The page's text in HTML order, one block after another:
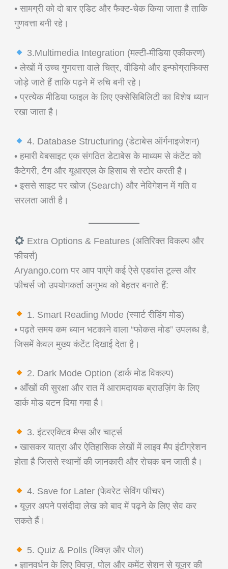
• सामग्री को दो बार एडिट और फैक्ट-चेक किया जाता है ताकि
गुणवत्ता बनी रहे।
3.Multimedia Integration (मल्टी-मीडिया एकीकरण)
• लेखों में उच्च गुणवत्ता वाले चित्र, वीडियो और इन्फोग्राफिक्स
जोड़े जाते हैं ताकि पढ़ने में रुचि बनी रहे।
• प्रत्येक मीडिया फाइल के लिए एक्सेसिबिलिटी का विशेष ध्यान
रखा जाता है।
4. Database Structuring (डेटाबेस ऑर्गनाइजेशन)
• हमारी वेबसाइट एक संगठित डेटाबेस के माध्यम से कंटेंट को
कैटेगरी, टैग और यूआरएल के हिसाब से स्टोर करती है।
• इससे साइट पर खोज (Search) और नेविगेशन में गति व
सरलता आती है।
Extra Options & Features (अतिरिक्त विकल्प और
फीचर्स)
Aryango.com पर आप पाएंगे कई ऐसे एडवांस टूल्स और
फीचर्स जो उपयोगकर्ता अनुभव को बेहतर बनाते हैं:
1. Smart Reading Mode (स्मार्ट रीडिंग मोड)
• पढ़ते समय कम ध्यान भटकाने वाला “फोकस मोड” उपलब्ध है,
जिसमें केवल मुख्य कंटेंट दिखाई देता है।
2. Dark Mode Option (डार्क मोड विकल्प)
• आँखों की सुरक्षा और रात में आरामदायक ब्राउज़िंग के लिए
डार्क मोड बटन दिया गया है।
3. इंटरएक्टिव मैप्स और चार्ट्स
• खासकर यात्रा और ऐतिहासिक लेखों में लाइव मैप इंटीग्रेशन
होता है जिससे स्थानों की जानकारी और रोचक बन जाती है।
4. Save for Later (फेवरेट सेविंग फीचर)
• यूज़र अपने पसंदीदा लेख को बाद में पढ़ने के लिए सेव कर
सकते हैं।
5. Quiz & Polls (क्विज़ और पोल)
• ज्ञानवर्धन के लिए क्विज़, पोल और कमेंट सेशन से यूज़र की